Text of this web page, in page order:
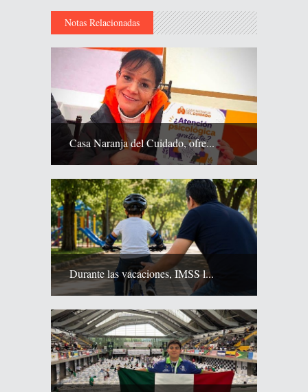
Notas Relacionadas
Casa Naranja del Cuidado, ofre...
Durante las vacaciones, IMSS l...